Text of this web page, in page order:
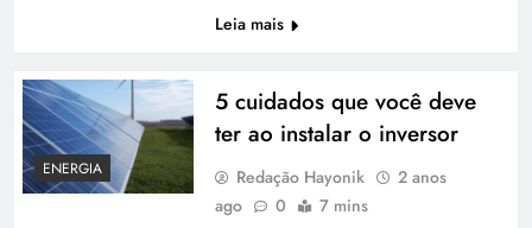
Leia mais
ENERGIA
5 cuidados que você deve
ter ao instalar o inversor
Redação Hayonik
2 anos
ago
0 7 mins